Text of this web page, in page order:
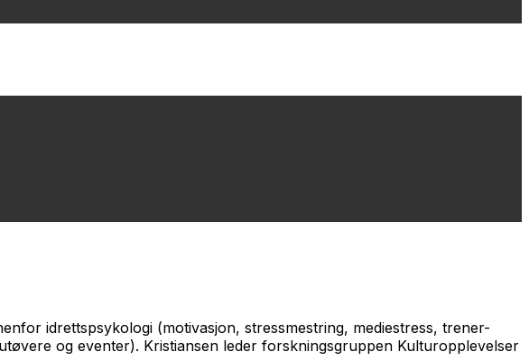
idrettspsykologi (motivasjon, stressmestring, mediestress, trener-
og eventer). Kristiansen leder forskningsgruppen Kulturopplevelser